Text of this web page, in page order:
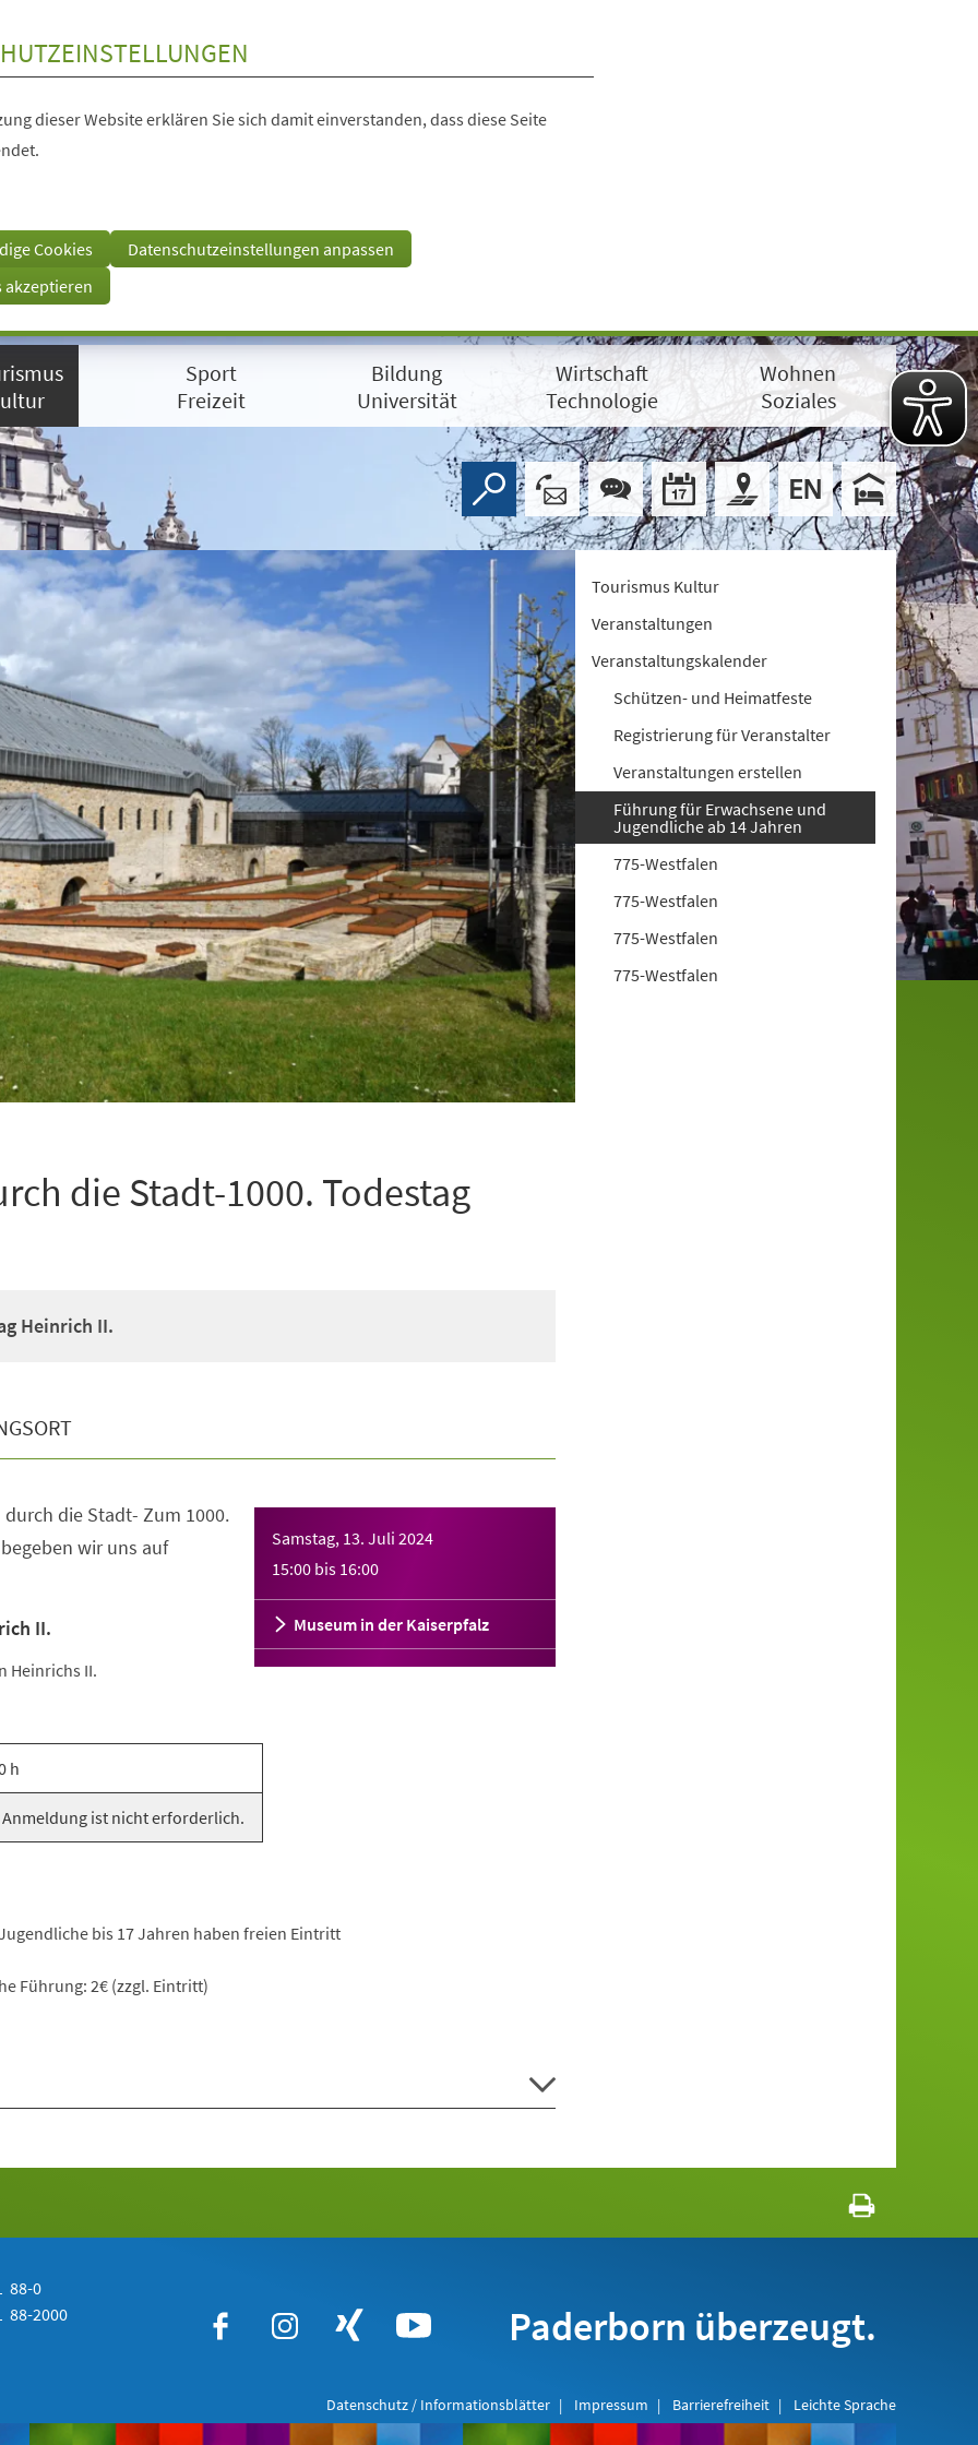
dieser Website erklären Sie sich damit einverstanden, dass diese Seite
Cookies
Datenschutzeinstellungen anpassen
akzeptieren
Sport
Freizeit
Bildung
Universität
Wirtschaft
Technologie
Wohnen
Soziales
die Stadt-1000. Todestag
Heinrich II.
Samstag, 13. Juli 2024
15:00 bis 16:00
Museum in der Kaiserpfalz
die Stadt- Zum 1000.
wir uns auf
II.
Heinrichs II.
h
Anmeldung ist nicht erforderlich.
bis 17 Jahren haben freien Eintritt
Führung: 2€ (zzgl. Eintritt)
Tourismus Kultur
Veranstaltungen
Veranstaltungskalender
Schützen- und Heimatfeste
Registrierung für Veranstalter
Veranstaltungen erstellen
Führung für Erwachsene und
Jugendliche ab 14 Jahren
775-Westfalen
775-Westfalen
775-Westfalen
775-Westfalen
88-0
88-2000
Paderborn überzeugt.
Datenschutz / Informationsblätter Impressum Barrierefreiheit Leichte Sprache